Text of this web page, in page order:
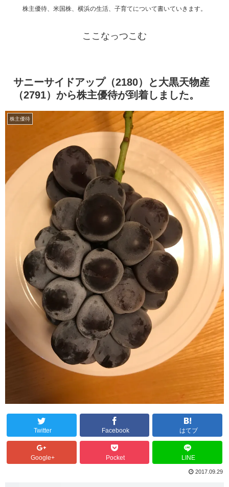
株主優待、米国株、横浜の生活、子育てについて書いていきます。
ここなっつこむ
サニーサイドアップ（2180）と大黒天物産
（2791）から株主優待が到着しました。
株主優待
Twitter Facebook はてブ
Google+ Pocket LINE
2017.09.29